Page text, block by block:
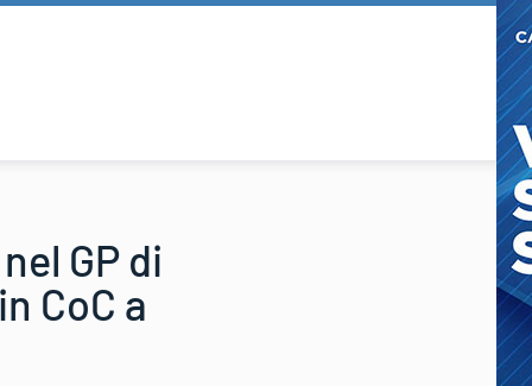
GP di
CoC a